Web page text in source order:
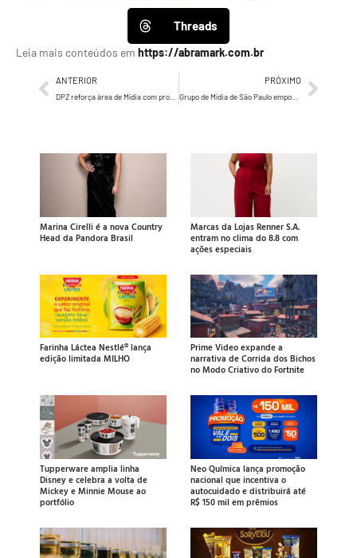
Threads
Leia mais conteúdos em https://abramark.com.br
ANTERIOR PRÓXIMO
Grupo de Mídia de São Paulo empossa nova diretoria com Guilherme Cavalcante e Aline Velha em evento com Globo, SBT e Eletromidia
Marina Cirelli é a nova Country
Head da Pandora Brasil
Marcas da Lojas Renner S.A.
entram no clima do 8.8 com
ações especiais
Farinha Láctea Nestlé® lança
edição limitada MILHO
Prime Video expande a
narrativa de Corrida dos Bichos
no Modo Criativo do Fortnite
Tupperware amplia linha
Disney e celebra a volta de
Mickey e Minnie Mouse ao
portfólio
Neo Química lança promoção
nacional que incentiva o
autocuidado e distribuirá até
R$ 150 mil em prêmios